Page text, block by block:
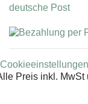
Cookieeinstellungen
Preis inkl. MwSt